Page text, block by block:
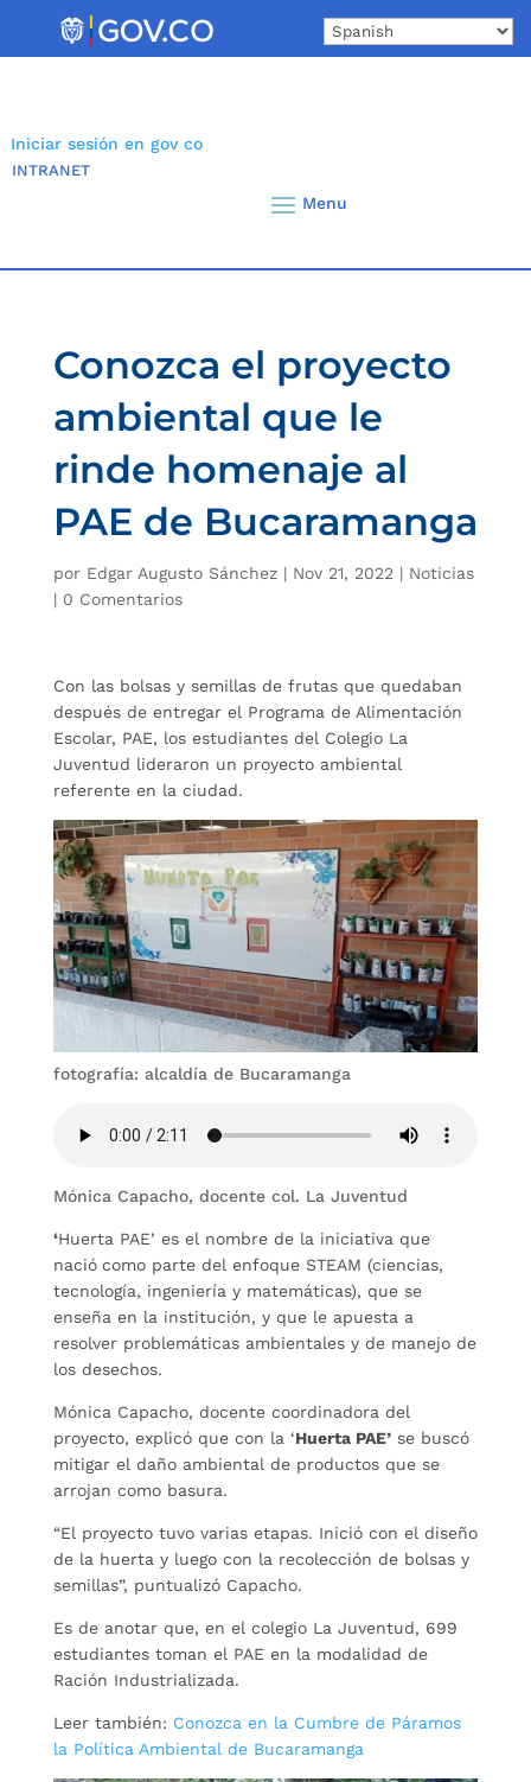
Iniciar sesión en gov co
INTRANET
Conozca el proyecto
ambiental que le
rinde homenaje al
PAE de Bucaramanga
por Edgar Augusto Sánchez| Nov 21, 2022 | Noticias
| 0 Comentarios
Con las bolsas y semillas de frutas que quedaban
después de entregar el Programa de Alimentación
Escolar, PAE, los estudiantes del Colegio La
Juventud lideraron un proyecto ambiental
referente en la ciudad.
fotografía: alcaldía de Bucaramanga
Mónica Capacho, docente col. La Juventud
‘Huerta PAE’ es el nombre de la iniciativa que
nació como parte del enfoque STEAM (ciencias,
tecnología, ingeniería y matemáticas), que se
enseña en la institución, y que le apuesta a
resolver problemáticas ambientales y de manejo de
los desechos.
Mónica Capacho, docente coordinadora del
proyecto, explicó que con la ‘Huerta PAE’se buscó
mitigar el daño ambiental de productos que se
arrojan como basura.
“El proyecto tuvo varias etapas. Inició con el diseño
de la huerta y luego con la recolección de bolsas y
semillas”, puntualizó Capacho.
Es de anotar que, en el colegio La Juventud, 699
estudiantes toman el PAE en la modalidad de
Ración Industrializada.
Leer también: Conozca en la Cumbre de Páramos
la Política Ambiental de Bucaramanga